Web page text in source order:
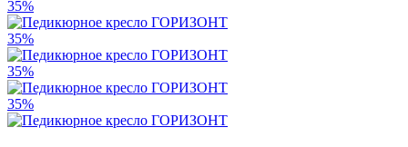
35%
35%
35%
35%